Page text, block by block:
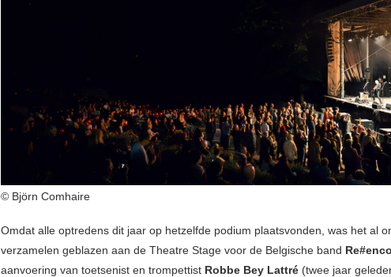
© Björn Comhaire
Omdat alle optredens dit jaar op hetzelfde podium plaatsvonden, was het al
verzamelen geblazen aan de Theatre Stage voor de Belgische band
aanvoering van toetsenist en trompettist Robbe Bey Lattré (twee jaar